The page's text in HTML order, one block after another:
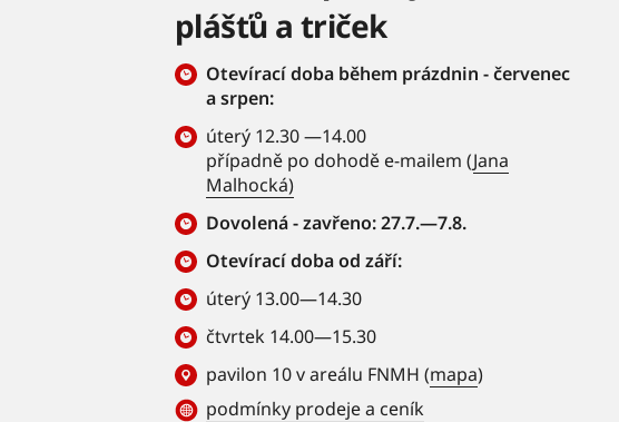
plášťů a triček
Otevírací doba během prázdnin - červenec
a srpen:
úterý 12.30 —14.00
případně po dohodě e-mailem (Jana
Malhocká)
Dovolená - zavřeno: 27.7.—7.8.
Otevírací doba od září:
úterý 13.00—14.30
čtvrtek 14.00—15.30
pavilon 10 v areálu FNMH (mapa)
podmínky prodeje a ceník